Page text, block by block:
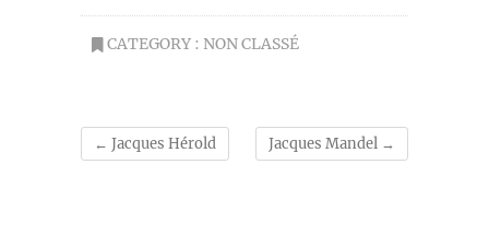
CATEGORY : NON CLASSÉ
← Jacques Hérold Jacques Mandel →